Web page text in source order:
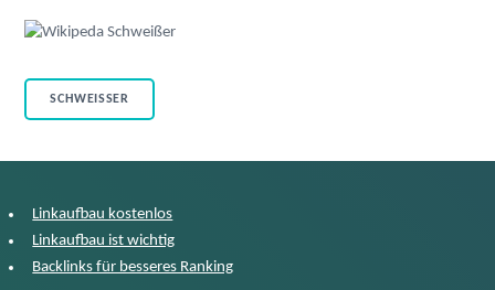
SCHWEISSER
Linkaufbau kostenlos
Linkaufbau ist wichtig
Backlinks für besseres Ranking